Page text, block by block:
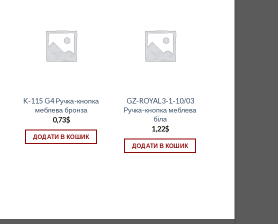
K-115 G4 Ручка-кнопка
меблева бронза
0,73$
ДОДАТИ В КОШИК
GZ-ROYAL3-1-10/03
Ручка-кнопка меблева
біла
1,22$
ДОДАТИ В КОШИК